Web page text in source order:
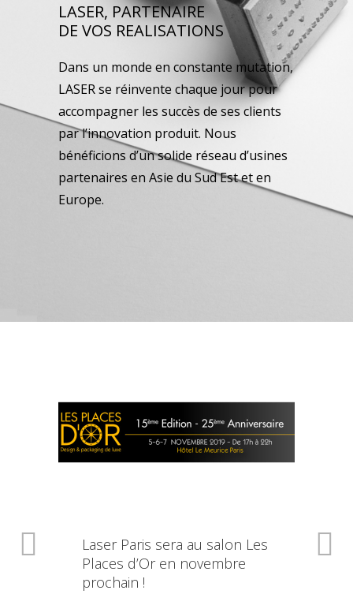
LASER, PARTENAIRE
DE VOS REALISATIONS
Dans un monde en constante mutation,
LASER se réinvente chaque jour pour
accompagner les succès de ses clients
par l’innovation produit. Nous
bénéficions d’un solide réseau d’usines
partenaires en Asie du Sud Est et en
Europe.
Laser Paris sera au salon Les
Places d’Or en novembre
prochain !